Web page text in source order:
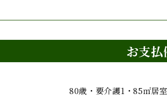
お支払
80歳・要介護1・85㎡居